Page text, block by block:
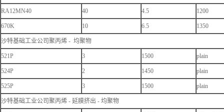
RA12MN40 40 4.5 1200
670K 10 6.5 1350
沙特基础工业公司聚丙烯 - 均聚物
521P 3 1500 plain
524P 2 1450 plain
525P 3 1500 plain
沙特基础工业公司聚丙烯 - 延膜挤出 - 均聚物